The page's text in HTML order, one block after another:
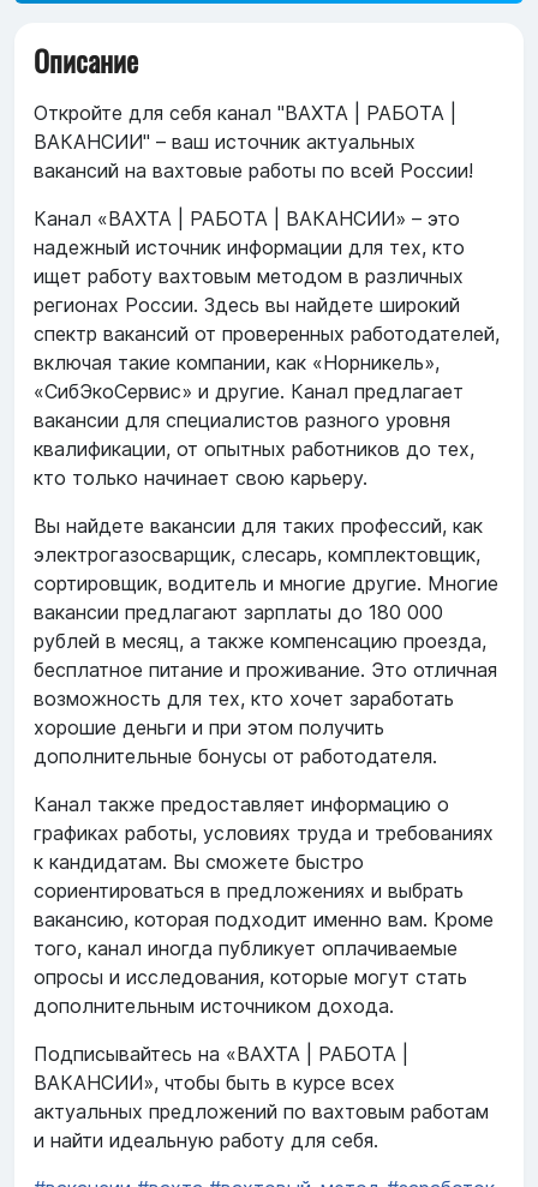
Описание
Откройте для себя канал "ВАХТА | РАБОТА |
ВАКАНСИИ" – ваш источник актуальных
вакансий на вахтовые работы по всей России!
Канал «ВАХТА | РАБОТА | ВАКАНСИИ» – это
надежный источник информации для тех, кто
ищет работу вахтовым методом в различных
регионах России. Здесь вы найдете широкий
спектр вакансий от проверенных работодателей,
включая такие компании, как «Норникель»,
«СибЭкоСервис» и другие. Канал предлагает
вакансии для специалистов разного уровня
квалификации, от опытных работников до тех,
кто только начинает свою карьеру.
Вы найдете вакансии для таких профессий, как
электрогазосварщик, слесарь, комплектовщик,
сортировщик, водитель и многие другие. Многие
вакансии предлагают зарплаты до 180 000
рублей в месяц, а также компенсацию проезда,
бесплатное питание и проживание. Это отличная
возможность для тех, кто хочет заработать
хорошие деньги и при этом получить
дополнительные бонусы от работодателя.
Канал также предоставляет информацию о
графиках работы, условиях труда и требованиях
к кандидатам. Вы сможете быстро
сориентироваться в предложениях и выбрать
вакансию, которая подходит именно вам. Кроме
того, канал иногда публикует оплачиваемые
опросы и исследования, которые могут стать
дополнительным источником дохода.
Подписывайтесь на «ВАХТА | РАБОТА |
ВАКАНСИИ», чтобы быть в курсе всех
актуальных предложений по вахтовым работам
и найти идеальную работу для себя.